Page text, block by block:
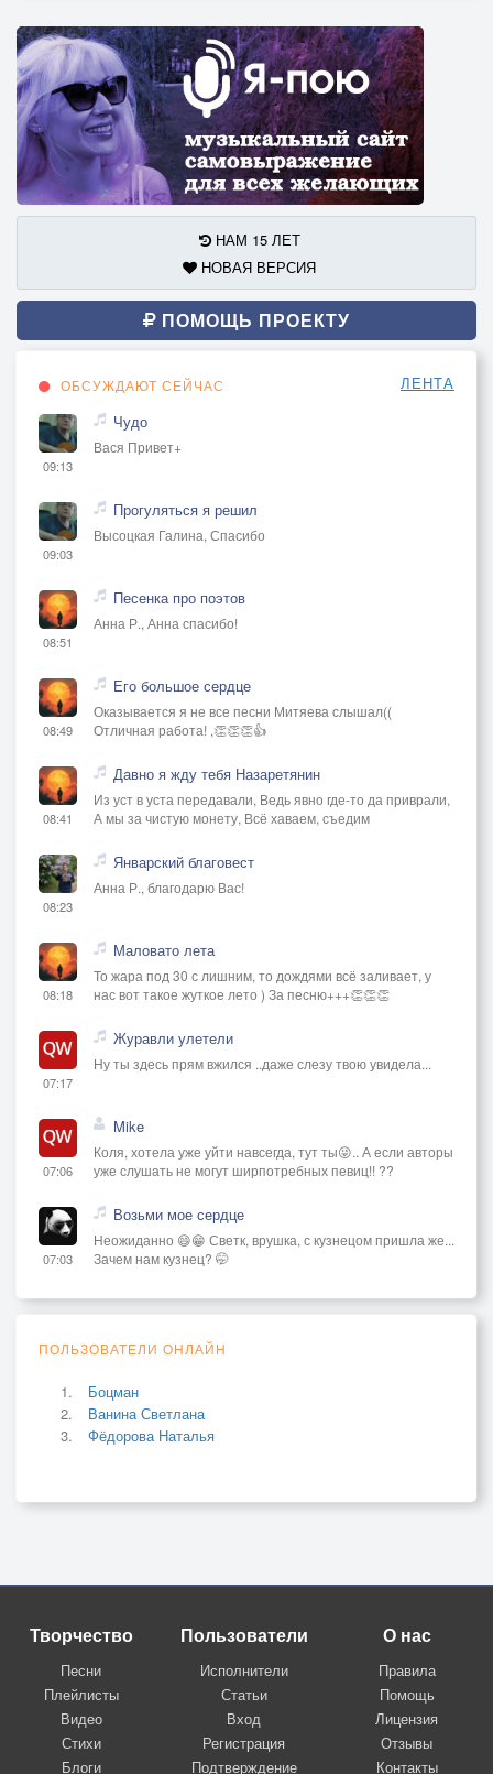
НАМ 15 ЛЕТ
НОВАЯ ВЕРСИЯ
ПОМОЩЬ ПРОЕКТУ
ОБСУЖДАЮТ СЕЙЧАС ЛЕНТА
09:13
Чудо
Вася Привет+
09:03
Прогуляться я решил
Высоцкая Галина, Спасибо
08:51
Песенка про поэтов
Анна Р., Анна спасибо!
08:49
Его большое сердце
Оказывается я не все песни Митяева слышал((
Отличная работа! ,👏👏👏👍
08:41
Давно я жду тебя Назаретянин
Из уст в уста передавали, Ведь явно где-то да приврали,
А мы за чистую монету, Всё хаваем, съедим
08:23
Январский благовест
Анна Р., благодарю Вас!
08:18
Маловато лета
То жара под 30 с лишним, то дождями всё заливает, у
нас вот такое жуткое лето ) За песню+++👏👏👏
07:17
Журавли улетели
Ну ты здесь прям вжился ..даже слезу твою увидела...
07:06
Mike
Коля, хотела уже уйти навсегда, тут ты😜.. А если авторы
уже слушать не могут ширпотребных певиц!! ??
07:03
Возьми мое сердце
Неожиданно 😄😁 Светк, врушка, с кузнецом пришла же...
Зачем нам кузнец? 🤭
ПОЛЬЗОВАТЕЛИ ОНЛАЙН
Боцман
Ванина Светлана
Фёдорова Наталья
Творчество
Песни
Плейлисты
Видео
Стихи
Блоги
Пользователи
Исполнители
Статьи
Вход
Регистрация
Подтверждение
О нас
Правила
Помощь
Лицензия
Отзывы
Контакты